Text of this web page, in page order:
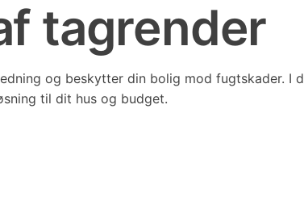
tagrender
og beskytter din bolig mod fugtskader. I
til dit hus og budget.